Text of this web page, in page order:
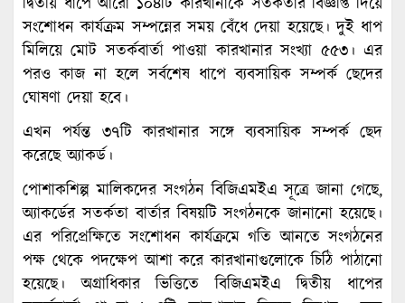
সংশোধন কার্যক্রম সম্পন্নের সময় বেঁধে দেয়া হয়েছে। দুই ধাপ
মিলিয়ে মোট সতর্কবার্তা পাওয়া কারখানার সংখ্যা ৫৫৩। এর
পরও কাজ না হলে সর্বশেষ ধাপে ব্যবসায়িক সম্পর্ক ছেদের
ঘোষণা দেয়া হবে।
এখন পর্যন্ত ৩৭টি কারখানার সঙ্গে ব্যবসায়িক সম্পর্ক ছেদ
করেছে অ্যাকর্ড।
পোশাকশিল্প মালিকদের সংগঠন বিজিএমইএ সূত্রে জানা গেছে,
অ্যাকর্ডের সতর্কতা বার্তার বিষয়টি সংগঠনকে জানানো হয়েছে।
এর পরিপ্রেক্ষিতে সংশোধন কার্যক্রমে গতি আনতে সংগঠনের
পক্ষ থেকে পদক্ষেপ আশা করে কারখানাগুলোকে চিঠি পাঠানো
হয়েছে। অগ্রাধিকার ভিত্তিতে বিজিএমইএ দ্বিতীয় ধাপের